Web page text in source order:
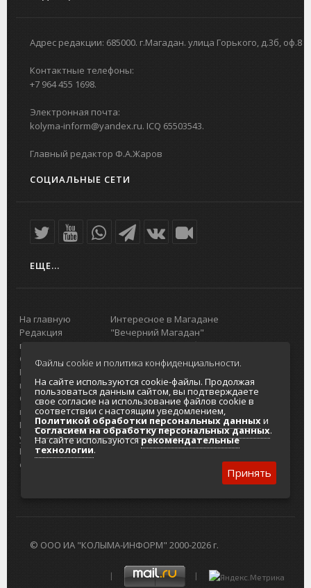
Адрес редакции: 685000. г.Магадан. улица Горького, д.3б, оф.8
Контактные телефоны:
+7 964 455 1698.
Электронная почта:
kolyma-inform@yandex.ru. ICQ 65503543.
Главный редактор Ф.А.Жаров
СОЦИАЛЬНЫЕ СЕТИ
ЕЩЕ...
На главную
Редакция
портала
О проекте
Реклама на
портале
Отзывы и
предложения
Интернет-
услуги
Разработка
сайтов
Интересное в Магадане
"Вечерний Магадан"
Городская доска объявлений
Реклама
Главный туристический портал
Колымы
Политика в отношении обработки
персональных данных
Согласие на обработку персональных
данных
© ООО ИА "КОЛЫМА-ИНФОРМ" 2000-2026 г.
Файлы cookie и политика конфиденциальности.
На сайте используются cookie-файлы. Продолжая
пользоваться данным сайтом, вы подтверждаете
свое согласие на использование файлов cookie в
соответствии с настоящим уведомлением,
Политикой обработки персональных данныхи
Согласием на обработку персональных данных.
На сайте используютсярекомендательные
технологии.
Принять